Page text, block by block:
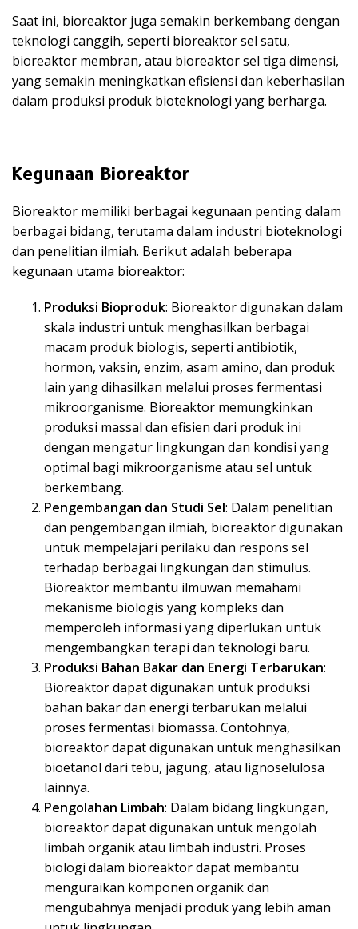
Saat ini, bioreaktor juga semakin berkembang dengan
teknologi canggih, seperti bioreaktor sel satu,
bioreaktor membran, atau bioreaktor sel tiga dimensi,
yang semakin meningkatkan efisiensi dan keberhasilan
dalam produksi produk bioteknologi yang berharga.
Kegunaan Bioreaktor
Bioreaktor memiliki berbagai kegunaan penting dalam
berbagai bidang, terutama dalam industri bioteknologi
dan penelitian ilmiah. Berikut adalah beberapa
kegunaan utama bioreaktor:
Produksi Bioproduk: Bioreaktor digunakan dalam
skala industri untuk menghasilkan berbagai
macam produk biologis, seperti antibiotik,
hormon, vaksin, enzim, asam amino, dan produk
lain yang dihasilkan melalui proses fermentasi
mikroorganisme. Bioreaktor memungkinkan
produksi massal dan efisien dari produk ini
dengan mengatur lingkungan dan kondisi yang
optimal bagi mikroorganisme atau sel untuk
berkembang.
Pengembangan dan Studi Sel: Dalam penelitian
dan pengembangan ilmiah, bioreaktor digunakan
untuk mempelajari perilaku dan respons sel
terhadap berbagai lingkungan dan stimulus.
Bioreaktor membantu ilmuwan memahami
mekanisme biologis yang kompleks dan
memperoleh informasi yang diperlukan untuk
mengembangkan terapi dan teknologi baru.
Produksi Bahan Bakar dan Energi Terbarukan:
Bioreaktor dapat digunakan untuk produksi
bahan bakar dan energi terbarukan melalui
proses fermentasi biomassa. Contohnya,
bioreaktor dapat digunakan untuk menghasilkan
bioetanol dari tebu, jagung, atau lignoselulosa
lainnya.
Pengolahan Limbah: Dalam bidang lingkungan,
bioreaktor dapat digunakan untuk mengolah
limbah organik atau limbah industri. Proses
biologi dalam bioreaktor dapat membantu
menguraikan komponen organik dan
mengubahnya menjadi produk yang lebih aman